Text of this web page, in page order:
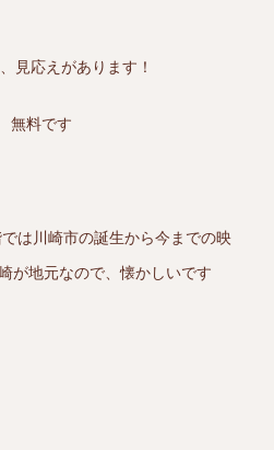
見応えがあります！
無料です
は川崎市の誕生から今までの映
が地元なので、懐かしいです